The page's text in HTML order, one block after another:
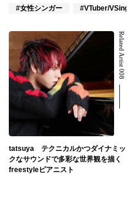
#女性シンガー
#VTuber/VSinger
Related Artist 008
tatsuya テクニカルかつダイナミッ
クなサウンドで多彩な世界観を描く
freestyleピアニスト